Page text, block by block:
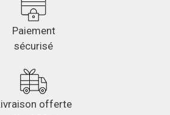
Paiement
sécurisé
offerte